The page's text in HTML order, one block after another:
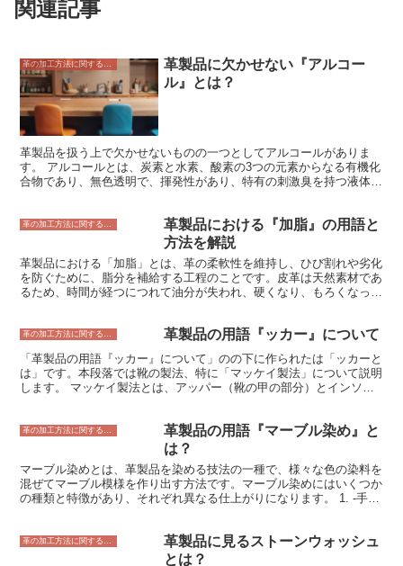
関連記事
革製品に欠かせない『アルコー
ル』とは？
革製品を扱う上で欠かせないものの一つとしてアルコールがありま
す。 アルコールとは、炭素と水素、酸素の3つの元素からなる有機化
合物であり、無色透明で、揮発性があり、特有の刺激臭を持つ液体で
います。 革製品に使用されるアルコールは、主にエタノールです。
エタノールは、別名「消毒用アルコール」とも呼ばれ、細菌やウイル
スを殺菌する効果があるため、革製品の洗浄や消毒に使用されます。
また、エタノールは、革の表面を滑らかにしたり、革のツヤを出した
りする効果もあるため、革製品の仕上げに使用されることもありま
す。
革製品における『加脂』の用語と
方法を解説
革製品における「加脂」とは、革の柔軟性を維持し、ひび割れや劣化
を防ぐために、脂分を補給する工程のことです。皮革は天然素材であ
るため、時間が経つにつれて油分が失われ、硬くなり、もろくなって
す。1つは、油を直接革に塗り込む方法です。この方法は、手作業で
法は、革を油が入った溶液に浸す方法です。この方法は、革を均一に
加脂することができ、手作業で行うよりも効率的です。どちらの方法
も、革のコンディションに応じて、適切な方法を選択することが大切
的に加脂を行うことで、革の柔軟性と耐久性を維持し、ひび割れや劣
化を防ぐことができます。
革の加工方法に関すること 革製品の用語『ッカー』について
「革製品の用語『ッカー』について」のの下に作られたは「ッカーと
は」です。本段落では靴の製法、特に「マッケイ製法」について説明
します。 マッケイ製法とは、アッパー（靴の甲の部分）とインソー
は、グッドイヤーウェルト製法やノルベジェーゼ製法よりも簡略化さ
れており、比較的安価に製造することができます。しかし、マッケイ
製法で製造された靴は、グッドイヤーウェルト製法やノルベジェーゼ
製法で製造された靴よりも耐久性が劣ると言われています。
革の加工方法に関すること
革製品の用語『マーブル染め』と
は？
マーブル染めとは、革製品を染める技法の一種で、様々な色の染料を
混ぜてマーブル模様を作り出す方法です。マーブル染めにはいくつか
の種類と特徴があり、それぞれ異なる仕上がりになります。 1. -手描
こだわったデザインが可能になります。 2. -水浸マーブル染め-染料
と水を混ぜた液に革を浸して染める方法です。染料が革に浸透してマ
革製品に見るストーンウォッシュ
とは？